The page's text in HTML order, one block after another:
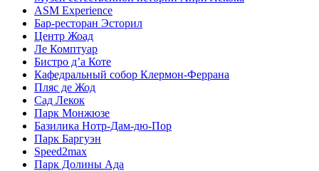
ASM Experience
Бар-ресторан Эсторил
Центр Жоад
Ле Комптуар
Бистро д’а Коте
Кафедральный собор Клермон-Феррана
Пляс де Жод
Сад Лекок
Парк Монжюзе
Базилика Нотр-Дам-дю-Пор
Парк Баргуэн
Speed2max
Парк Долины Ада